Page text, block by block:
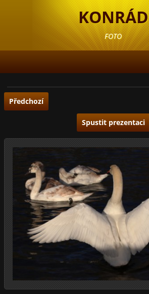
KONRÁD
FOTO
Předchozí
Spustit prezentaci